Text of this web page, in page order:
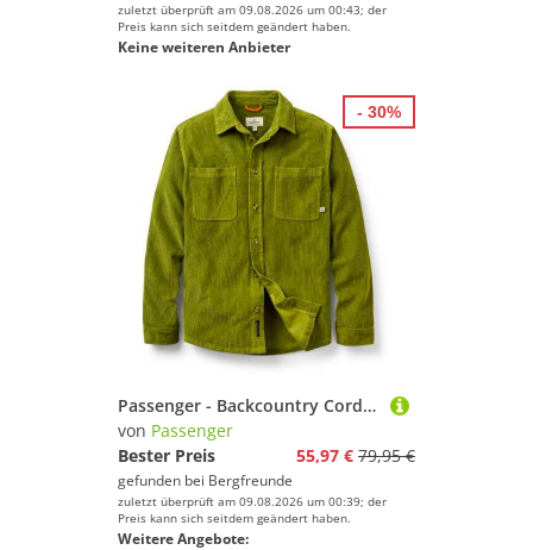
zuletzt überprüft am 09.08.2026 um 00:43; der
Preis kann sich seitdem geändert haben.
Keine weiteren Anbieter
Passenger - Backcountry Cord Shirt - Hemd Gr XL oliv
von Passenger
Bester Preis
55,97 € 79,95 €
gefunden bei Bergfreunde
zuletzt überprüft am 09.08.2026 um 00:39; der
Preis kann sich seitdem geändert haben.
Weitere Angebote:
- 30%